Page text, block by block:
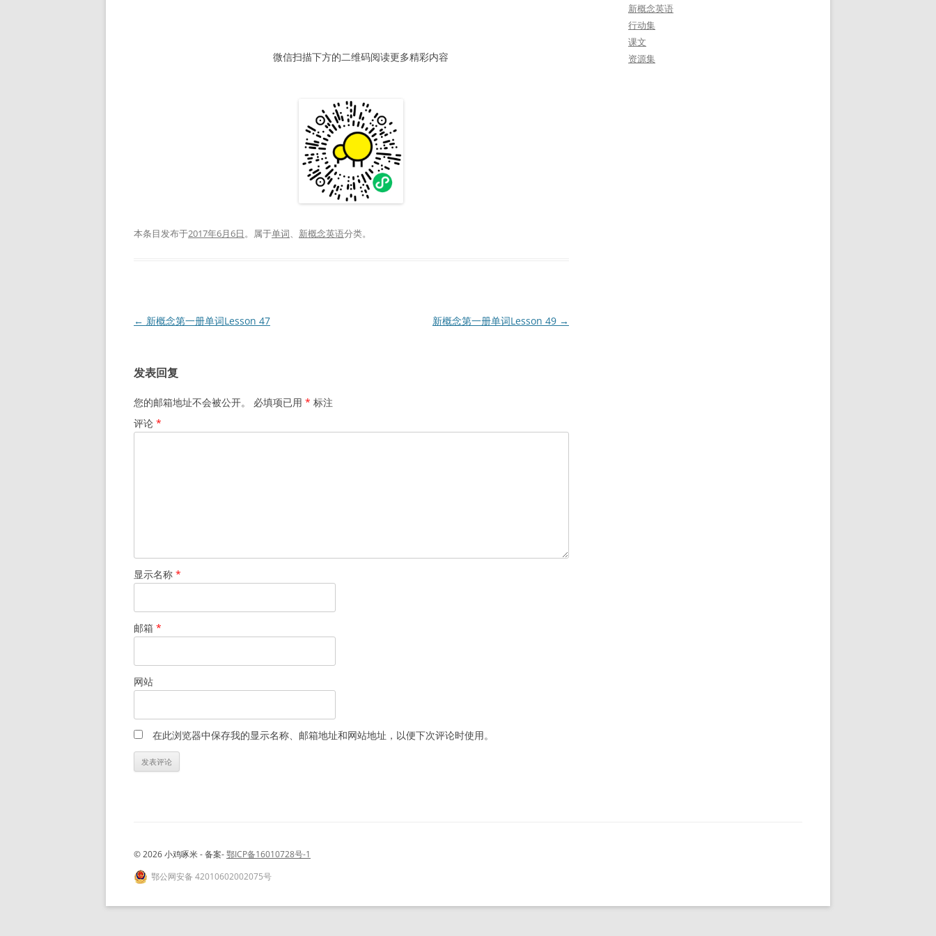
微信扫描下方的二维码阅读更多精彩内容
本条目发布于2017年6月6日。属于单词、 新概念英语分类。
文
航
← 新概念第一册单词Lesson 47 新概念第一册单词Lesson 49 →
发表回复
您的邮箱地址不会被公开。 必填项已用 * 标注
评论 *
显示名称 *
邮箱 *
网站
在此浏览器中保存我的显示名称、邮箱地址和网站地址，以便下次评论时使用。
新概念英语
行动集
课文
资源集
© 2026 小鸡啄米 - 备案-鄂ICP备16010728号-1
鄂公网安备 42010602002075号